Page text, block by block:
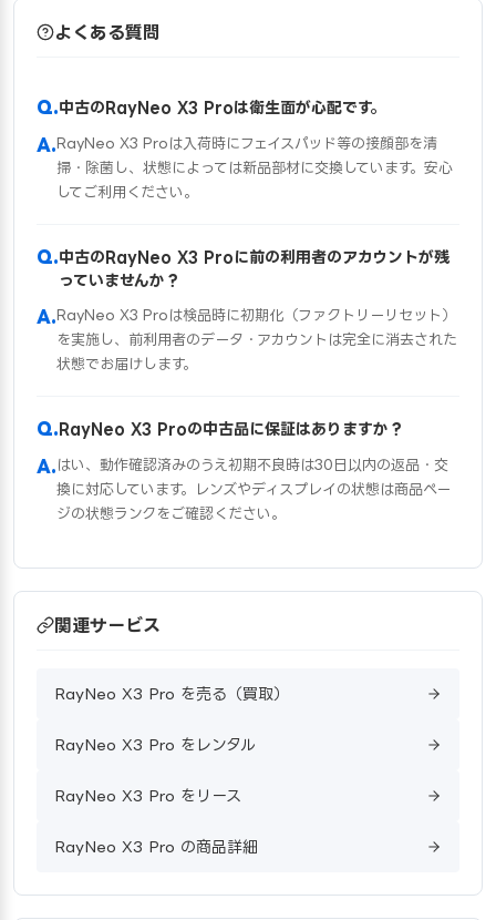
よくある質問
中古のRayNeo X3 Proは衛生面が心配です。
RayNeo X3 Proは入荷時にフェイスパッド等の接顔部を清
掃・除菌し、状態によっては新品部材に交換しています。安心
してご利用ください。
中古のRayNeo X3 Proに前の利用者のアカウントが残
っていませんか？
RayNeo X3 Proは検品時に初期化（ファクトリーリセット）
を実施し、前利用者のデータ・アカウントは完全に消去された
状態でお届けします。
RayNeo X3 Proの中古品に保証はありますか？
はい、動作確認済みのうえ初期不良時は30日以内の返品・交
換に対応しています。レンズやディスプレイの状態は商品ペー
ジの状態ランクをご確認ください。
関連サービス
RayNeo X3 Pro を売る（買取）
RayNeo X3 Pro をレンタル
RayNeo X3 Pro をリース
RayNeo X3 Pro の商品詳細